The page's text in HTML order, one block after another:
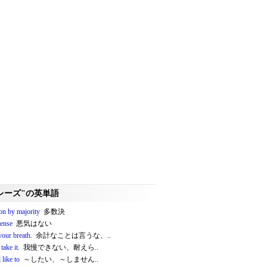
ーズ"の英単語
by majority 多数決
悪気はない
breath. 余計なことは言うな、..
it. 我慢できない、耐えら..
like to ～したい、～しません..